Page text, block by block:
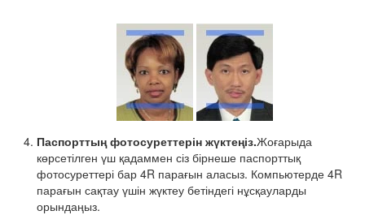
Паспорттың фотосуреттерін жүктеңіз.Жоғарыда
көрсетілген үш қадаммен сіз бірнеше паспорттық
фотосуреттері бар 4R парағын аласыз. Компьютерде 4R
парағын сақтау үшін жүктеу бетіндегі нұсқауларды
орындаңыз.